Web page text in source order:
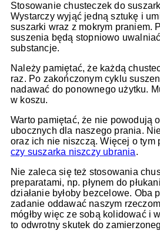
Stosowanie chusteczek do
Wystarczy wyjąć jedną sztukę i
suszarki wraz z mokrym praniem.
suszenia będą stopniowo
substancje.
Należy pamiętać, że każdą
raz. Po zakończonym cyklu
nadawać do ponownego użytku.
w koszu.
Warto pamiętać, że nie powodują
ubocznych dla naszego prania.
oraz ich nie niszczą. Więcej o tym
czy suszarka niszczy ubrania.
Nie zaleca się też stosowania
preparatami, np. płynem do
działanie byłoby bezcelowe. Oba
zadanie oddawać naszym
mógłby więc ze sobą kolidować i
to odwrotny skutek do